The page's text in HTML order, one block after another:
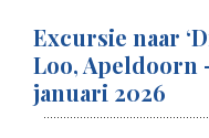
Excursie naar
Loo, Apeldoorn
januari 2026